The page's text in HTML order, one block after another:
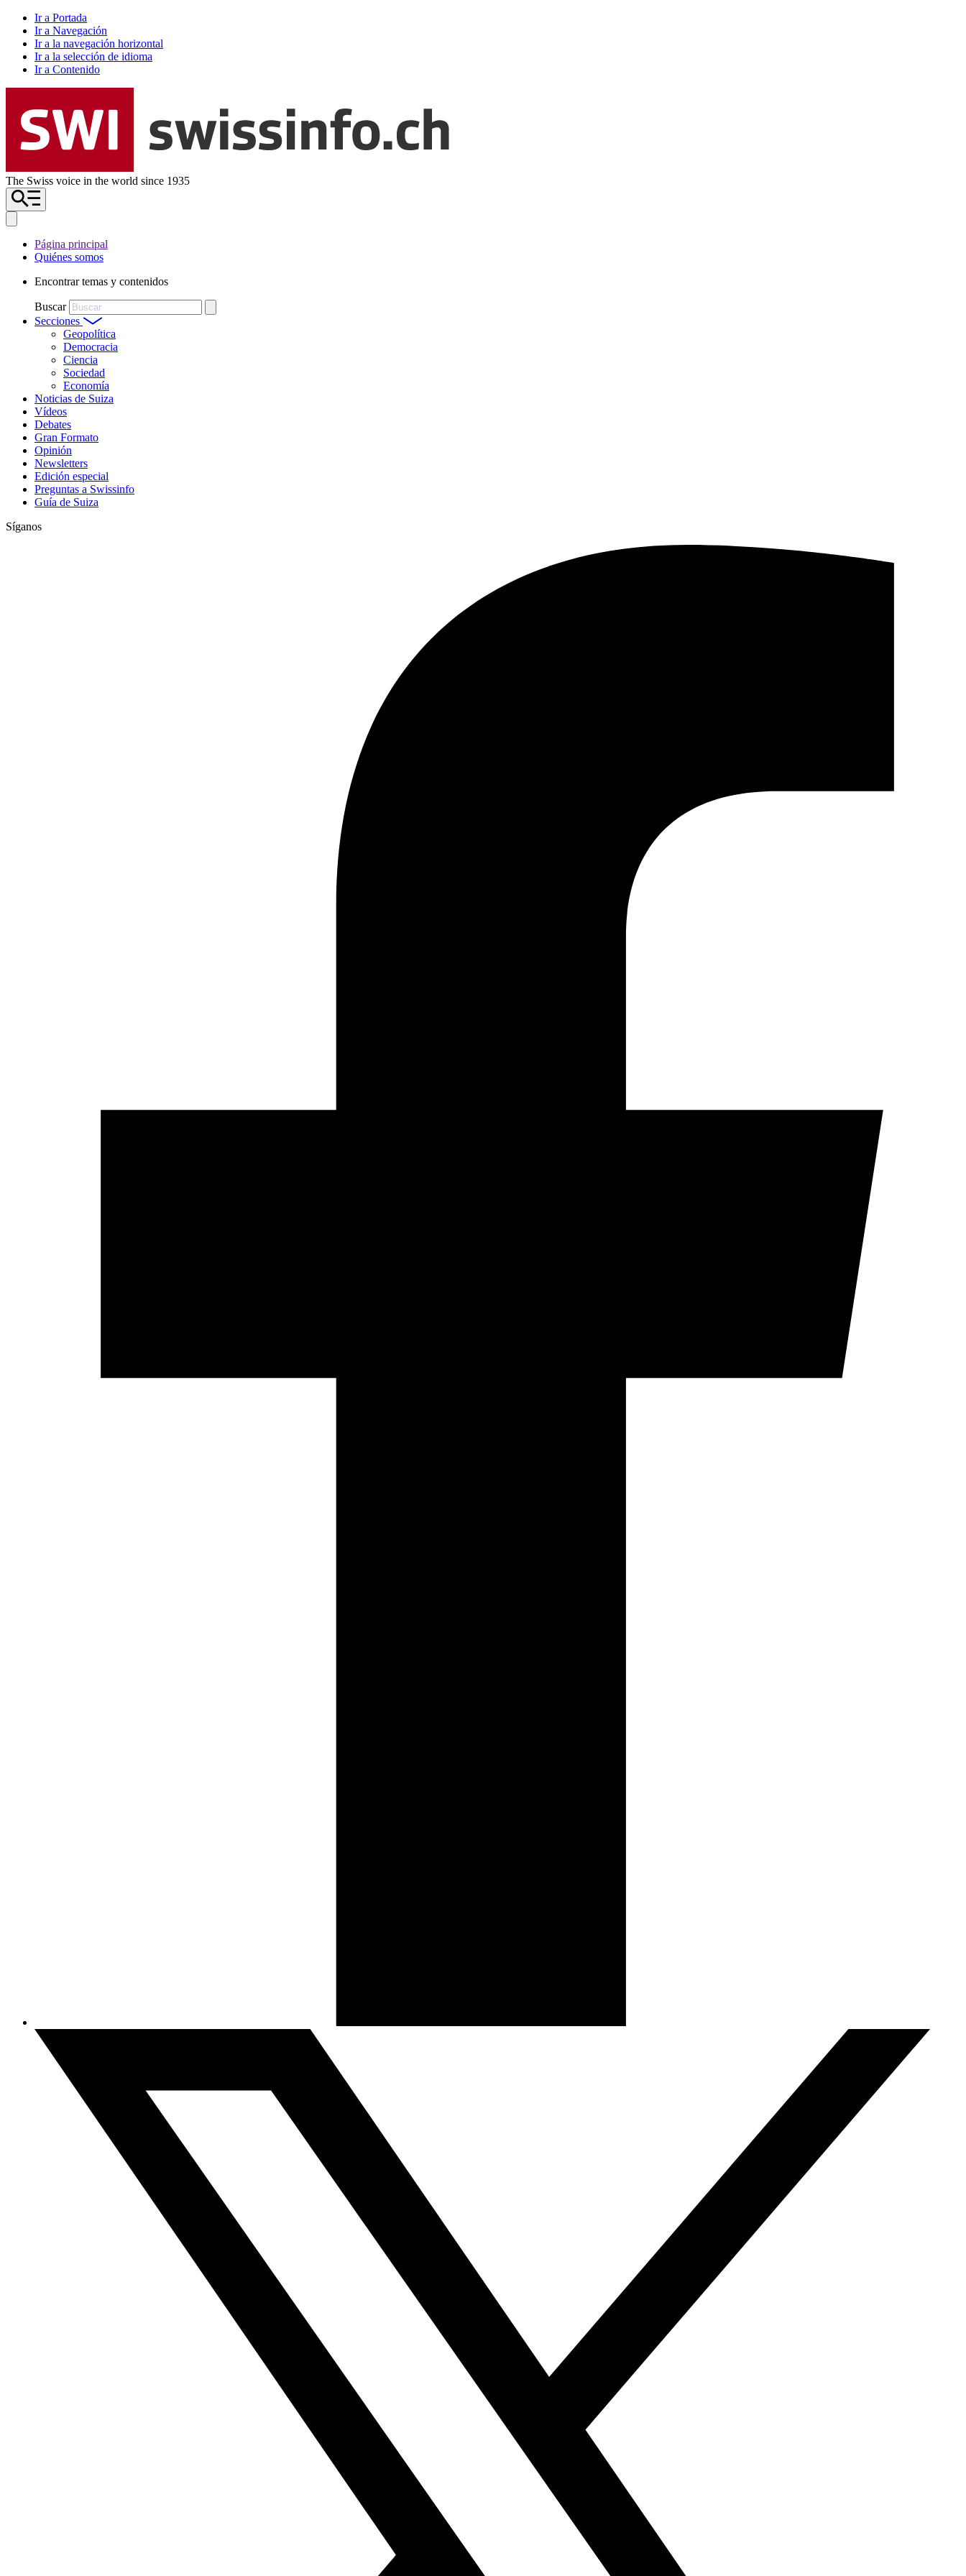
Ir a Portada
Ir a Navegación
Ir a la navegación horizontal
Ir a la selección de idioma
Ir a Contenido
The Swiss voice in the world since 1935
Página principal
Quiénes somos
Encontrar temas y contenidos
Buscar
Secciones
Geopolítica
Democracia
Ciencia
Sociedad
Economía
Noticias de Suiza
Vídeos
Debates
Gran Formato
Opinión
Newsletters
Edición especial
Preguntas a Swissinfo
Guía de Suiza
Síganos